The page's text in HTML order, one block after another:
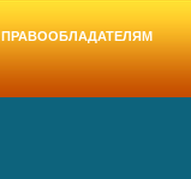
ПРАВООБЛАДАТЕЛЯМ